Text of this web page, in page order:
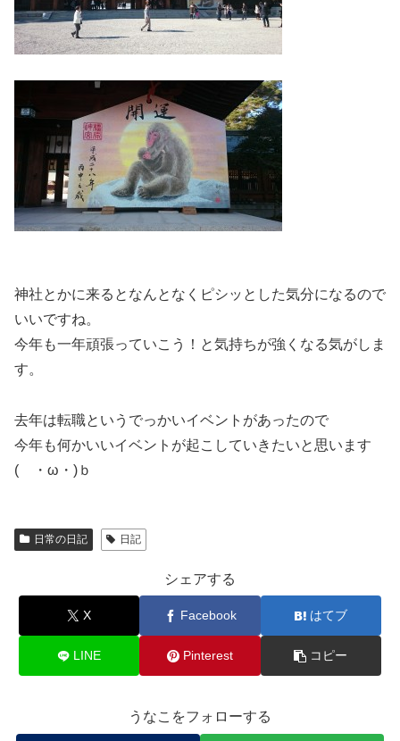
神社とかに来るとなんとなくピシッとした気分になるので
いいですね。
今年も一年頑張っていこう！と気持ちが強くなる気がしま
す。
去年は転職というでっかいイベントがあったので
今年も何かいいイベントが起こしていきたいと思います
( ・ω・)ｂ
日常の日記 日記
シェアする
X Facebook はてブ
LINE Pinterest コピー
うなこをフォローする